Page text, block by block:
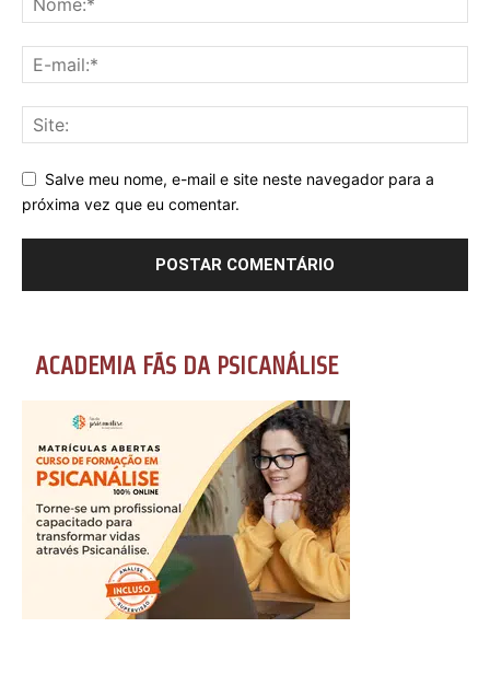
Salve meu nome, e-mail e site neste navegador para a
próxima vez que eu comentar.
ACADEMIA FÃS DA PSICANÁLISE